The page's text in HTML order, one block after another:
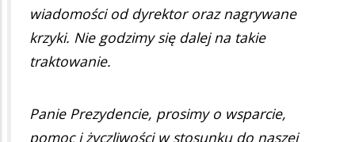
wiadomości od dyrektor oraz nagrywane
krzyki. Nie godzimy się dalej na takie
traktowanie.
Panie Prezydencie, prosimy o wsparcie,
pomoc i życzliwości w stosunku do naszej